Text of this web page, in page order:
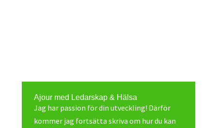
Ajour med Ledarskap & Hälsa
Jag har passion för din utveckling! Därför
kommer jag fortsätta skriva om hur du kan